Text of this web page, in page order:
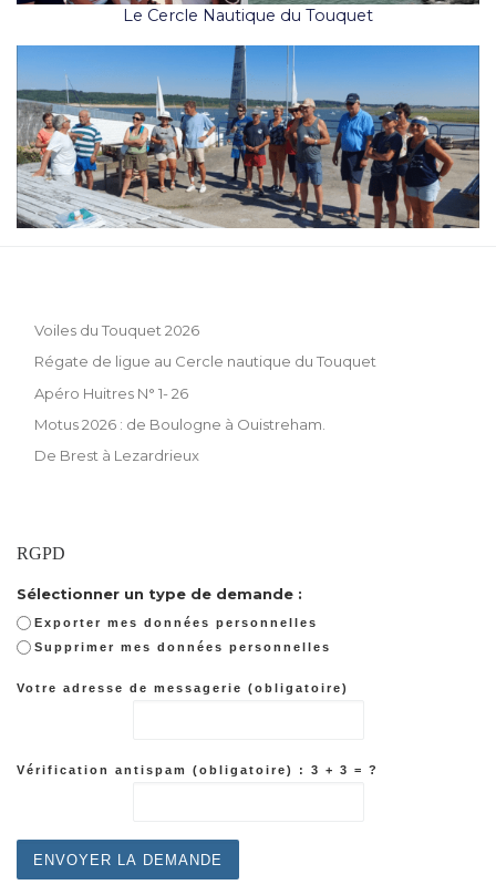
Le Cercle Nautique du Touquet
Voiles du Touquet 2026
Régate de ligue au Cercle nautique du Touquet
Apéro Huitres N° 1- 26
Motus 2026 : de Boulogne à Ouistreham.
De Brest à Lezardrieux
RGPD
Sélectionner un type de demande :
Exporter mes données personnelles
Supprimer mes données personnelles
Votre adresse de messagerie (obligatoire)
Vérification antispam (obligatoire) : 3 + 3 = ?